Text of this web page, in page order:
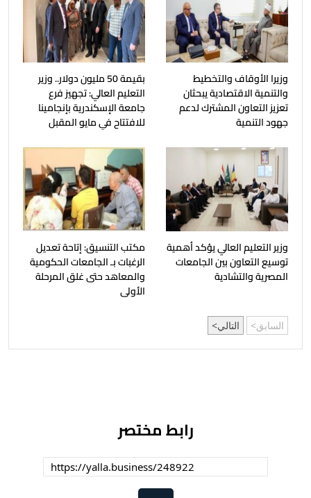
وزيرا الأوقاف والتخطيط
والتنمية الاقتصادية يبحثان
تعزيز التعاون المشترك لدعم
جهود التنمية
بقيمة 50 مليون دولار.. وزير
التعليم العالي: تجهيز فرع
جامعة الإسكندرية بإنجامينا
للافتتاح في مايو المقبل
وزير التعليم العالي يؤكد أهمية
توسيع التعاون بين الجامعات
المصرية والتشادية
مكتب التنسيق: إتاحة تعديل
الرغبات بـ الجامعات الحكومية
والمعاهد حتى غلق المرحلة
الأولى
السابق التالي
رابط مختصر